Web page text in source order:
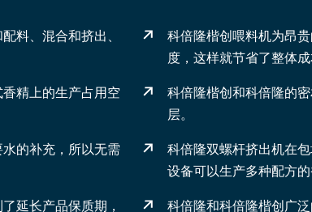
料、混合和挤出、
精上的生产占用空
的补充，所以无需
延长产品保质期，
科倍隆楷创喂料机为昂
度，这样就节省了整体
科倍隆楷创和科倍隆的
层。
科倍隆双螺杆挤出机在
设备可以生产多种配方
科倍隆和科倍隆楷创广